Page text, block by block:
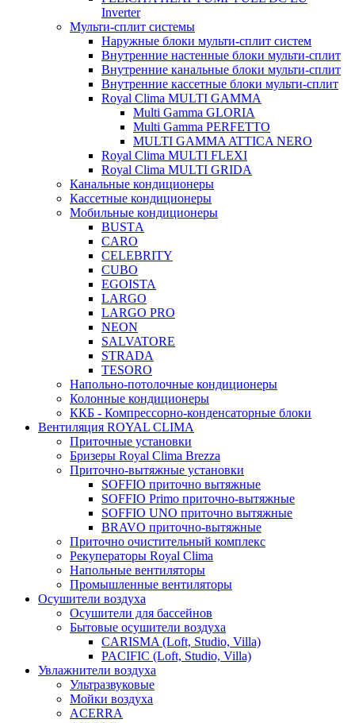
Inverter
Мульти-сплит системы
Наружные блоки мульти-сплит систем
Внутренние настенные блоки мульти-сплит
Внутренние канальные блоки мульти-сплит
Внутренние кассетные блоки мульти-сплит
Royal Clima MULTI GAMMA
Multi Gamma GLORIA
Multi Gamma PERFETTO
MULTI GAMMA ATTICA NERO
Royal Clima MULTI FLEXI
Royal Clima MULTI GRIDA
Канальные кондиционеры
Кассетные кондиционеры
Мобильные кондиционеры
BUSTА
CARO
CELEBRITY
CUBO
EGOISTA
LARGO
LARGO PRO
NEON
SALVATORE
STRADA
TESORO
Напольно-потолочные кондиционеры
Колонные кондиционеры
ККБ - Компрессорно-конденсаторные блоки
Вентиляция ROYAL CLIMA
Приточные установки
Бризеры Royal Clima Brezza
Приточно-вытяжные установки
SOFFIO приточно вытяжные
SOFFIO Primo приточно-вытяжные
SOFFIO UNO приточно вытяжные
BRAVO приточно-вытяжные
Приточно очистительный комплекс
Рекуператоры Royal Clima
Напольные вентиляторы
Промышленные вентиляторы
Осушители воздуха
Осушители для бассейнов
Бытовые осушители воздуха
CARISMA (Loft, Studio, Villa)
PACIFIC (Loft, Studio, Villa)
Увлажнители воздуха
Ультразвуковые
Мойки воздуха
ACERRA